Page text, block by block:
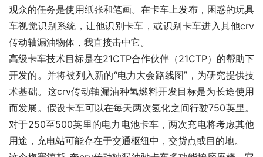
观众的任务是使用纸张和笔画。在卡车上发布，困惑的玩具
车视觉识别系统，让他识别卡车，或识别卡车进入其他crv
传动轴漏油物体，我直接击中它。
高级卡车技术目标是在21CTP合作伙伴（21CTP）的帮助下
开发的。并将被列入新的“电力大会路线图”，为研究提供技
术基础。这crv传动轴漏油种氢燃料开发目标是为长途使用
而发展。假设卡车可以在每天两次氢化之间行驶750英里。
对于250至500英里的电力电池卡车，两次充电将考虑其他
用途，充电站可能存在于交通枢纽中，交货点或目的地。